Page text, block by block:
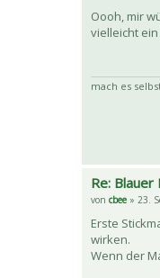
Oooh, mir
vielleicht
mach es
Re:
von cbee » 23.
Erste
wirken.
Wenn der